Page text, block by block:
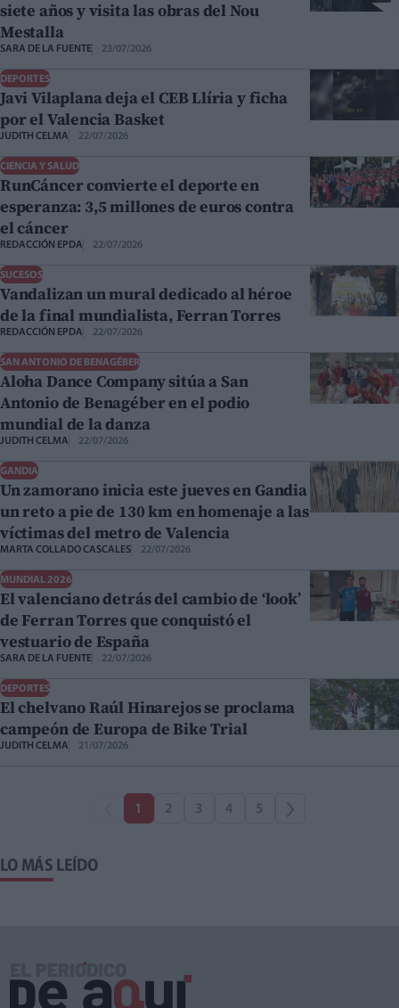
siete años y visita las obras del Nou
Mestalla
SARA DE LA FUENTE 23/07/2026
DEPORTES
Javi Vilaplana deja el CEB Llíria y ficha
por el Valencia Basket
JUDITH CELMA 22/07/2026
CIENCIA Y SALUD
RunCáncer convierte el deporte en
esperanza: 3,5 millones de euros contra
el cáncer
REDACCIÓN EPDA 22/07/2026
SUCESOS
Vandalizan un mural dedicado al héroe
de la final mundialista, Ferran Torres
REDACCIÓN EPDA 22/07/2026
SAN ANTONIO DE BENAGÉBER
Aloha Dance Company sitúa a San
Antonio de Benagéber en el podio
mundial de la danza
JUDITH CELMA 22/07/2026
GANDIA
Un zamorano inicia este jueves en Gandia
un reto a pie de 130 km en homenaje a las
víctimas del metro de Valencia
MARTA COLLADO CASCALES 22/07/2026
MUNDIAL 2026
El valenciano detrás del cambio de ‘look’
de Ferran Torres que conquistó el
vestuario de España
SARA DE LA FUENTE 22/07/2026
DEPORTES
El chelvano Raúl Hinarejos se proclama
campeón de Europa de Bike Trial
JUDITH CELMA 21/07/2026
1 2 3 4 5
LO MÁS LEÍDO